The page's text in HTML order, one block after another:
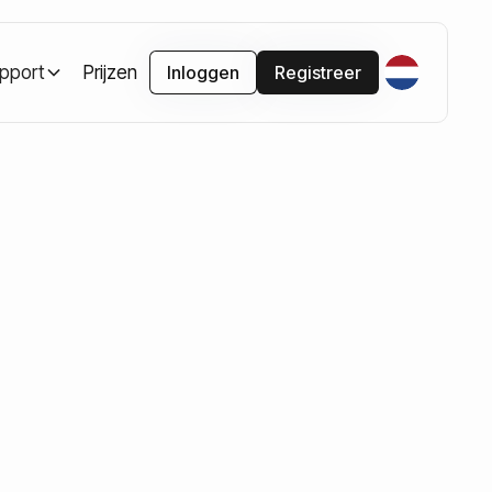
Prijzen Inloggen Registreer